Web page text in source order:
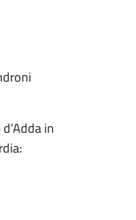
in